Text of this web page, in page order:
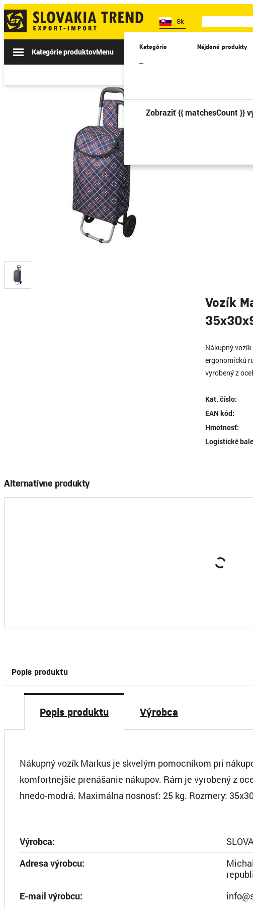
Sk
Kategórie
–
Nájdené produkty
Zobraziť {{ matchesCount }}
Kategórie produktovMenu Akcie Novinky II. TRIEDA
Vozík
Nákupný
ergonomickú
vyrobený z
Kat. číslo:
EAN kód:
Hmotnosť:
Logistické
Alternatívne produkty
Popis produktu
Popis produktu Výrobca
Nákupný vozík Markus je skvelým pomocníkom pri
komfortnejšie prenášanie nákupov. Rám je vyrobený z
hnedo-modrá. Maximálna nosnosť: 25 kg. Rozmery:
Výrobca:
Adresa výrobcu:
E-mail výrobcu: